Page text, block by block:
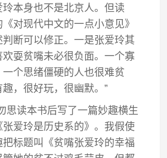
本身也不是北京人。但读
《对现代中文的一点小意见》
断可以修正。一是张爱玲其
耍贫嘴未必很负面。一个寡
个思绪僵硬的人也很难贫
，很好玩，很幽默。”
思读本书后写了一篇妙趣横生
爱玲是历史系的》。我假使
标题叫《贫嘴张爱玲的幸福